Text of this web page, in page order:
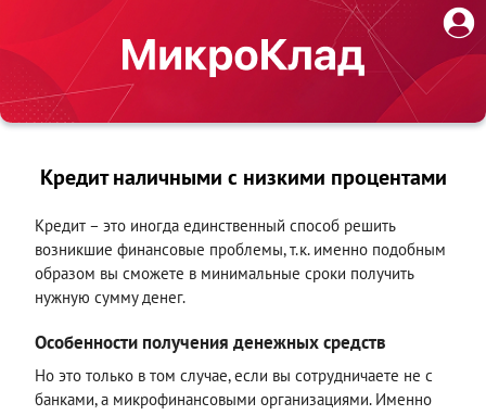
Кредит наличными с низкими процентами
Кредит – это иногда единственный способ решить
возникшие финансовые проблемы, т.к. именно подобным
образом вы сможете в минимальные сроки получить
нужную сумму денег.
Особенности получения денежных средств
Но это только в том случае, если вы сотрудничаете не с
банками, а микрофинансовыми организациями. Именно